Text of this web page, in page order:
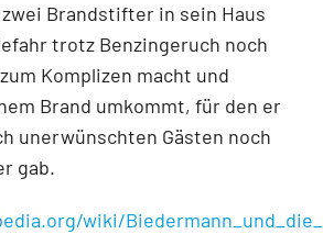
Brandstifter in sein Haus
trotz Benzingeruch noch
Komplizen macht und
Brand umkommt, für den er
unerwünschten Gästen noch
gab.
wiki/